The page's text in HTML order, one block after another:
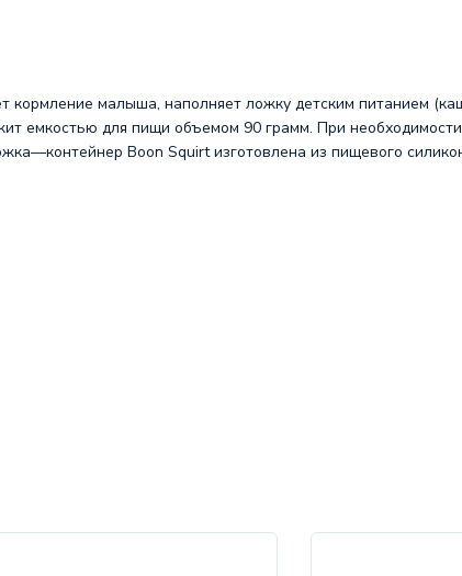
кормление малыша, наполняет ложку детским питанием
емкостью для пищи объемом 90 грамм. При
Boon Squirt изготовлена из пищевого